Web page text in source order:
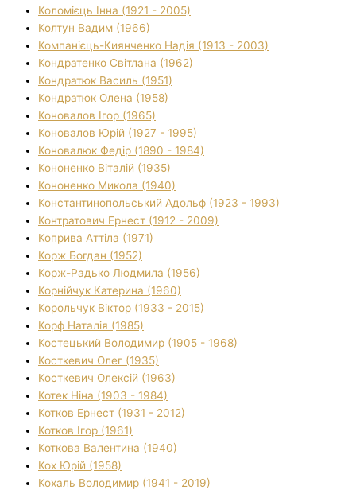
Коломієць Інна (1921 - 2005)
Колтун Вадим (1966)
Компанієць-Киянченко Надія (1913 - 2003)
Кондратенко Світлана (1962)
Кондратюк Василь (1951)
Кондратюк Олена (1958)
Коновалов Ігор (1965)
Коновалов Юрій (1927 - 1995)
Коновалюк Федір (1890 - 1984)
Кононенко Віталій (1935)
Кононенко Микола (1940)
Константинопольський Адольф (1923 - 1993)
Контратович Ернест (1912 - 2009)
Коприва Аттіла (1971)
Корж Богдан (1952)
Корж-Радько Людмила (1956)
Корнійчук Катерина (1960)
Корольчук Віктор (1933 - 2015)
Корф Наталія (1985)
Костецький Володимир (1905 - 1968)
Косткевич Олег (1935)
Косткевич Олексій (1963)
Котек Ніна (1903 - 1984)
Котков Ернест (1931 - 2012)
Котков Ігор (1961)
Коткова Валентина (1940)
Кох Юрій (1958)
Кохаль Володимир (1941 - 2019)